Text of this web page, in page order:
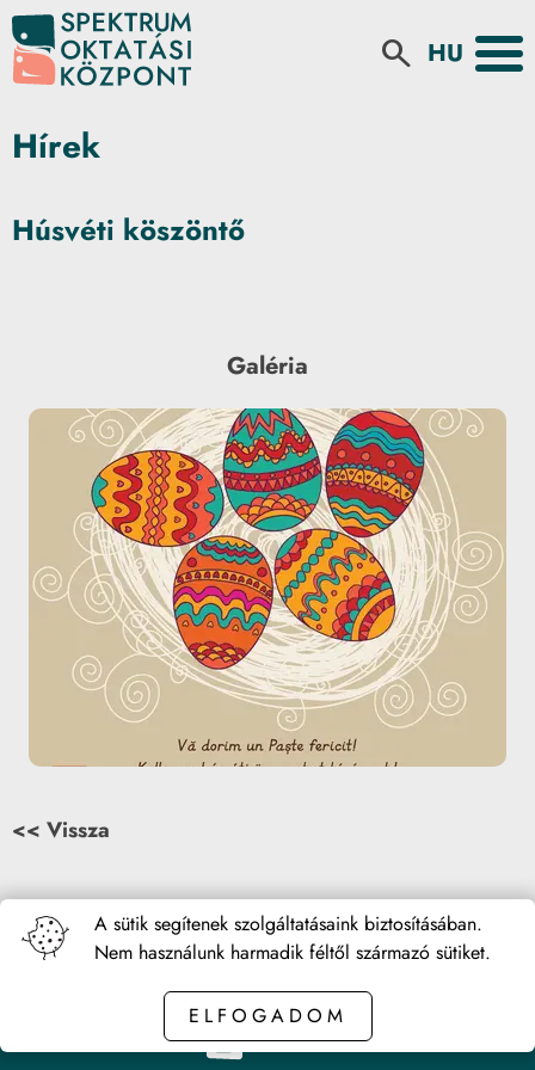
search Select your
Hírek
Húsvéti köszöntő
Galéria
<< Vissza
A sütik segítenek szolgáltatásaink biztosításában.
Nem használunk harmadik féltől származó sütiket.
ELFOGADOM